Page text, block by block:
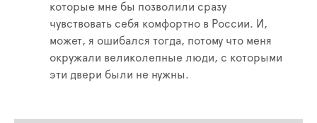
которые мне бы позволили сразу
чувствовать себя комфортно в России. И,
может, я ошибался тогда, потому что меня
окружали великолепные люди, с которыми
эти двери были не нужны.